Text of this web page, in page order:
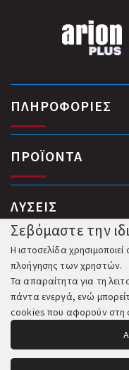
ΠΛΗΡΟΦΟΡΙΕΣ
ΠΡΟΪΟΝΤΑ
ΛΥΣΕΙΣ
Σεβόμαστε την
Η ιστοσελίδα
πλοήγησης των χρηστών.
Τα απαραίτητα για τη
πάντα ενεργά, ενώ
cookies που αφορούν στη